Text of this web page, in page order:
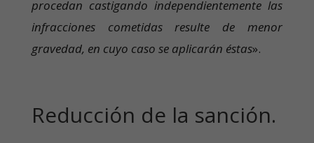
procedan castigando independientemente las
infracciones cometidas resulte de menor
gravedad, en cuyo caso se aplicarán éstas».
Reducción de la sanción.